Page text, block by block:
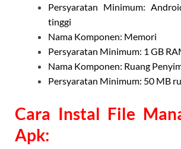
Persyaratan Minimum:
tinggi
Nama Komponen: Memori
Persyaratan Minimum: 1 GB
Nama Komponen: Ruang
Persyaratan Minimum: 50 MB
Cara Instal File
Apk: